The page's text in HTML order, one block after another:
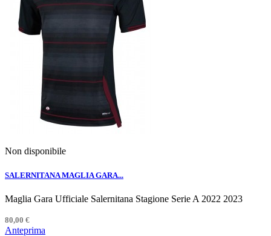
Non disponibile
SALERNITANA MAGLIA GARA...
Maglia Gara Ufficiale Salernitana Stagione Serie A 2022 2023
80,00 €
Anteprima